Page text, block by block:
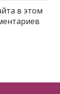
в этом